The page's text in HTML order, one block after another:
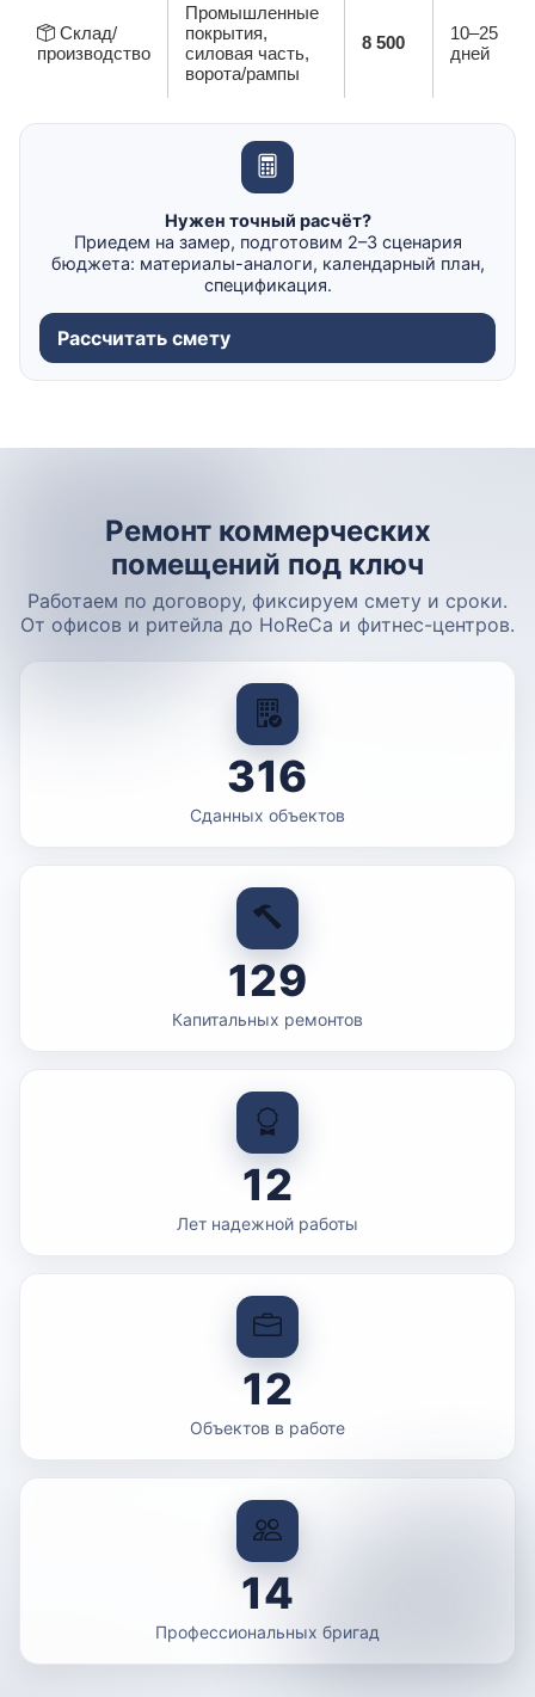
Склад/
производство
Промышленные
покрытия,
силовая часть,
ворота/рампы
8 500
10–25
дней
Нужен точный расчёт?
Приедем на замер, подготовим 2–3 сценария
бюджета: материалы-аналоги, календарный план,
спецификация.
Рассчитать смету
Ремонт коммерческих
помещений под ключ
Работаем по договору, фиксируем смету и сроки.
От офисов и ритейла до HoReCa и фитнес-центров.
316
Сданных объектов
129
Капитальных ремонтов
12
Лет надежной работы
12
Объектов в работе
14
Профессиональных бригад